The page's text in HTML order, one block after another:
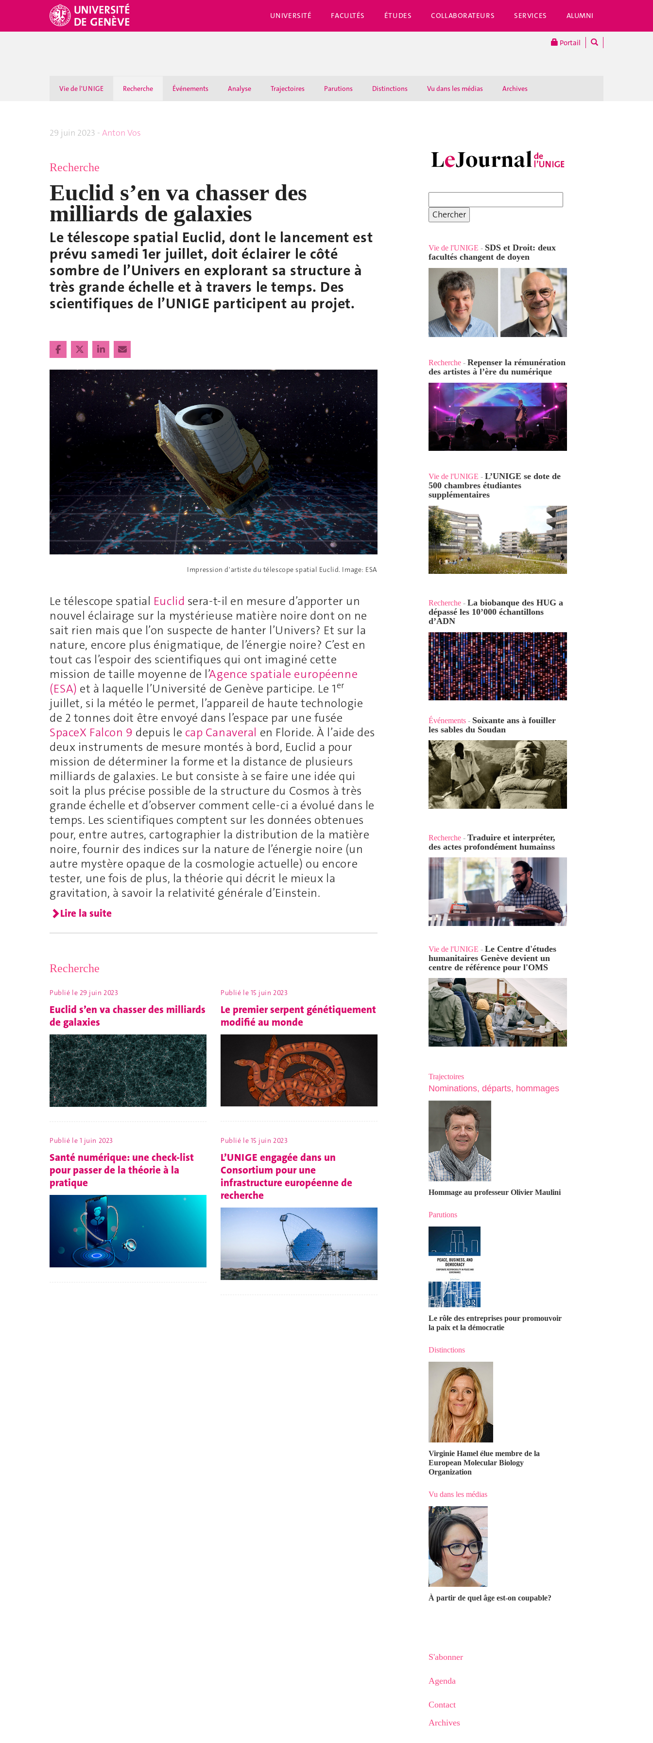
UNIVERSITÉ FACULTÉS ÉTUDES COLLABORATEURS SERVICES ALUMNI
Portail
Vie de l'UNIGE Recherche Événements Analyse Trajectoires Parutions Distinctions Vu dans les médias Archives
29 juin 2023 - Anton Vos
Recherche
Euclid s’en va chasser des
milliards de galaxies
Le télescope spatial Euclid, dont le lancement est
prévu samedi 1er juillet, doit éclairer le côté
sombre de l’Univers en explorant sa structure à
très grande échelle et à travers le temps. Des
scientifiques de l’UNIGE participent au projet.
Impression d'artiste du télescope spatial Euclid. Image: ESA
Le télescope spatial Euclid sera-t-il en mesure d’apporter un
nouvel éclairage sur la mystérieuse matière noire dont on ne
sait rien mais que l’on suspecte de hanter l’Univers? Et sur la
nature, encore plus énigmatique, de l’énergie noire? C’est en
tout cas l’espoir des scientifiques qui ont imaginé cette
mission de taille moyenne de l’Agence spatiale européenne
(ESA) et à laquelle l’Université de Genève participe. Le 1er
juillet, si la météo le permet, l’appareil de haute technologie
de 2 tonnes doit être envoyé dans l’espace par une fusée
SpaceX Falcon 9 depuis le cap Canaveral en Floride. À l’aide des
deux instruments de mesure montés à bord, Euclid a pour
mission de déterminer la forme et la distance de plusieurs
milliards de galaxies. Le but consiste à se faire une idée qui
soit la plus précise possible de la structure du Cosmos à très
grande échelle et d’observer comment celle-ci a évolué dans le
temps. Les scientifiques comptent sur les données obtenues
pour, entre autres, cartographier la distribution de la matière
noire, fournir des indices sur la nature de l’énergie noire (un
autre mystère opaque de la cosmologie actuelle) ou encore
tester, une fois de plus, la théorie qui décrit le mieux la
gravitation, à savoir la relativité générale d’Einstein.
Lire la suite
Recherche
Publié le 29 juin 2023
Euclid s’en va chasser des milliards
de galaxies
Publié le 15 juin 2023
Le premier serpent génétiquement
modifié au monde
Publié le 15 juin 2023
L’UNIGE engagée dans un
Consortium pour une
infrastructure européenne de
recherche
Publié le 1 juin 2023
Santé numérique: une check-list
pour passer de la théorie à la
pratique
Vie de l'UNIGE - SDS et Droit: deux
facultés changent de doyen
Recherche - Repenser la rémunération
des artistes à l’ère du numérique
Vie de l'UNIGE - L’UNIGE se dote de
500 chambres étudiantes
supplémentaires
Recherche - La biobanque des HUG a
dépassé les 10’000 échantillons
d’ADN
Événements - Soixante ans à fouiller
les sables du Soudan
Recherche - Traduire et interpréter,
des actes profondément humainss
Vie de l'UNIGE - Le Centre d'études
humanitaires Genève devient un
centre de référence pour l'OMS
Trajectoires
Nominations, départs, hommages
Hommage au professeur Olivier Maulini
Parutions
Le rôle des entreprises pour promouvoir
la paix et la démocratie
Distinctions
Virginie Hamel élue membre de la
European Molecular Biology
Organization
Vu dans les médias
À partir de quel âge est-on coupable?
S'abonner
Agenda
Contact
Archives